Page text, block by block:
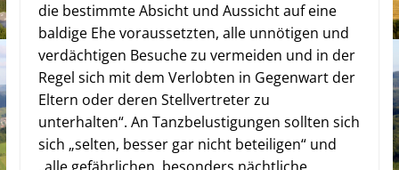
die bestimmte Absicht und Aussicht auf eine
baldige Ehe voraussetzten, alle unnötigen und
verdächtigen Besuche zu vermeiden und in der
Regel sich mit dem Verlobten in Gegenwart der
Eltern oder deren Stellvertreter zu
unterhalten“. An Tanzbelustigungen sollten sich
sich „selten, besser gar nicht beteiligen“ und